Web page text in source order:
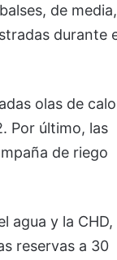
de media,
durante
olas de
Por último, las
de riego
agua y la CHD,
reservas a 30